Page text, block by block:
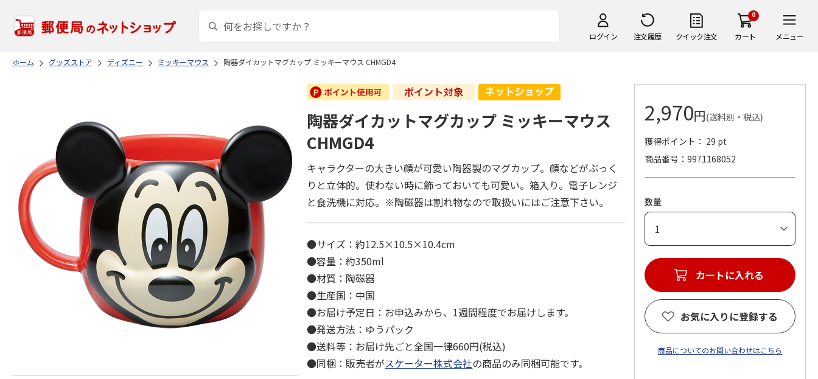
ログイン 注文履歴 クイック注文
0
カート メニュー
ホーム グッズストア ディズニー ミッキーマウス 陶器ダイカットマグカップ ミッキーマウス CHMGD4
陶器ダイカットマグカップ ミッキーマウス
CHMGD4
キャラクターの大きい顔が可愛い陶器製のマグカップ。顔などがぷっく
りと立体的。使わない時に飾っておいても可愛い。箱入り。電子レンジ
と食洗機に対応。※陶磁器は割れ物なので取扱いにはご注意下さい。
●サイズ：約12.5×10.5×10.4cm
●容量：約350ml
●材質：陶磁器
●生産国：中国
●お届け予定日：お申込みから、1週間程度でお届けします。
●発送方法：ゆうパック
●送料等：お届け先ごと全国一律660円(税込)
●同梱：販売者がスケーター株式会社の商品のみ同梱可能です。
2,970円(送料別・税込)
獲得ポイント： 29 pt
商品番号
9971168052
数量
カートに入れる
お気に入りに登録する
商品についてのお問い合わせはこちら